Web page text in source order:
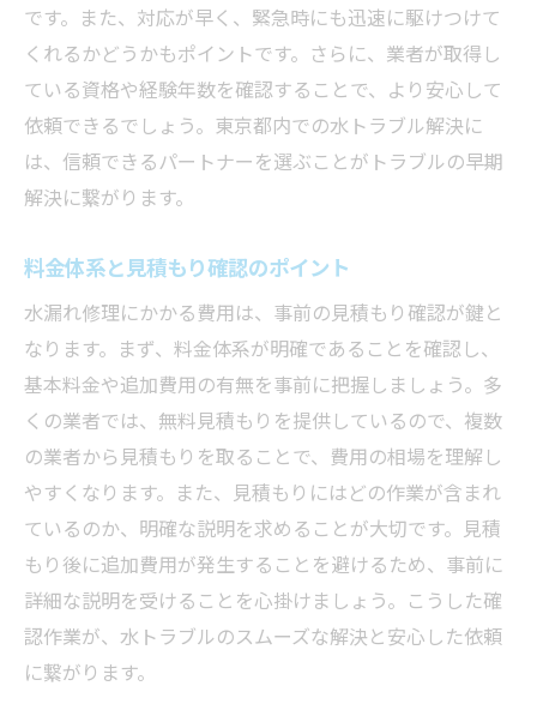
です。また、対応が早く、緊急時にも迅速に駆けつけて
くれるかどうかもポイントです。さらに、業者が取得し
ている資格や経験年数を確認することで、より安心して
依頼できるでしょう。東京都内での水トラブル解決に
は、信頼できるパートナーを選ぶことがトラブルの早期
解決に繋がります。
料金体系と見積もり確認のポイント
水漏れ修理にかかる費用は、事前の見積もり確認が鍵と
なります。まず、料金体系が明確であることを確認し、
基本料金や追加費用の有無を事前に把握しましょう。多
くの業者では、無料見積もりを提供しているので、複数
の業者から見積もりを取ることで、費用の相場を理解し
やすくなります。また、見積もりにはどの作業が含まれ
ているのか、明確な説明を求めることが大切です。見積
もり後に追加費用が発生することを避けるため、事前に
詳細な説明を受けることを心掛けましょう。こうした確
認作業が、水トラブルのスムーズな解決と安心した依頼
に繋がります。